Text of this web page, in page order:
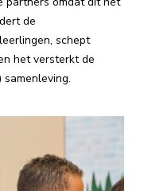
de
schept
het versterkt de